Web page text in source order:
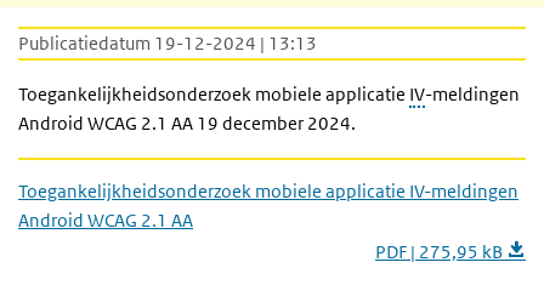
Publicatiedatum 19-12-2024 | 13:13
Toegankelijkheidsonderzoek mobiele applicatie IV-meldingen
Android WCAG 2.1 AA 19 december 2024.
Toegankelijkheidsonderzoek mobiele applicatie IV-meldingen
Android WCAG 2.1 AA
PDF | 275,95 kB